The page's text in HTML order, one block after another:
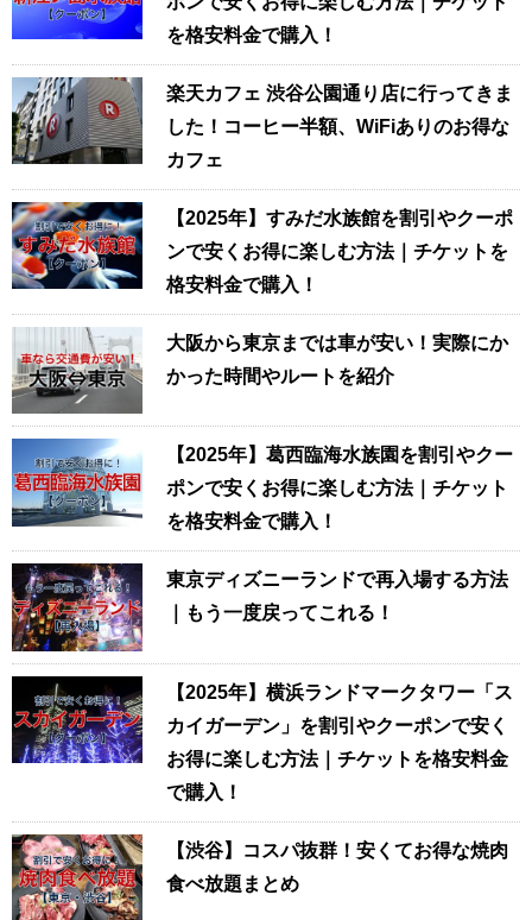
を格安料金で購入！
楽天カフェ 渋谷公園通り店に行ってきま
した！コーヒー半額、WiFiありのお得な
カフェ
【2025年】すみだ水族館を割引やクーポ
ンで安くお得に楽しむ方法｜チケットを
格安料金で購入！
大阪から東京までは車が安い！実際にか
かった時間やルートを紹介
【2025年】葛西臨海水族園を割引やクー
ポンで安くお得に楽しむ方法｜チケット
を格安料金で購入！
東京ディズニーランドで再入場する方法
｜もう一度戻ってこれる！
【2025年】横浜ランドマークタワー「ス
カイガーデン」を割引やクーポンで安く
お得に楽しむ方法｜チケットを格安料金
で購入！
【渋谷】コスパ抜群！安くてお得な焼肉
食べ放題まとめ